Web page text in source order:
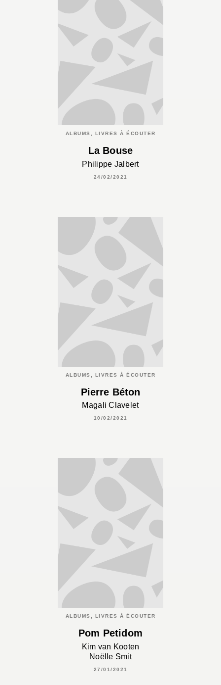
ALBUMS, LIVRES À ÉCOUTER
La Bouse
Philippe Jalbert
24/02/2021
ALBUMS, LIVRES À ÉCOUTER
Pierre Béton
Magali Clavelet
10/02/2021
ALBUMS, LIVRES À ÉCOUTER
Pom Petidom
Kim van Kooten
Noëlle Smit
27/01/2021